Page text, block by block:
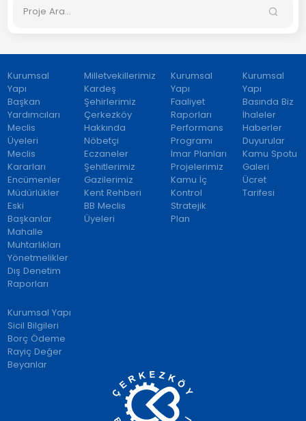
Kurumsal
Yapı
Başkan
Yardımcıları
Meclis
Üyeleri
Meclis
Kararları
Encümenler
Müdürlükler
Eski
Başkanlar
Mahalle
Muhtarlıkları
Yönetmelikler
Dış Denetim
Raporları
Milletvekillerimiz
Kardeş
Şehirlerimiz
Çerkezköy
Hakkında
Nöbetçi
Eczaneler
Şehitlerimiz
Gazilerimiz
Kent Rehberi
BB Meclis
Üyeleri
Kurumsal
Yapı
Faaliyet
Raporları
Performans
Programı
İmar Planları
Projelerimiz
Kamu İç
Kontrol
Stratejik
Plan
Kurumsal
Yapı
Basında Biz
İhaleler
Haberler
Duyurular
Kamu Spotu
Galeri
Ücret
Tarifesi
Kurumsal Yapı
Sicil Bilgileri
Borç Ödeme
Rayiç Değer
Beyanlar